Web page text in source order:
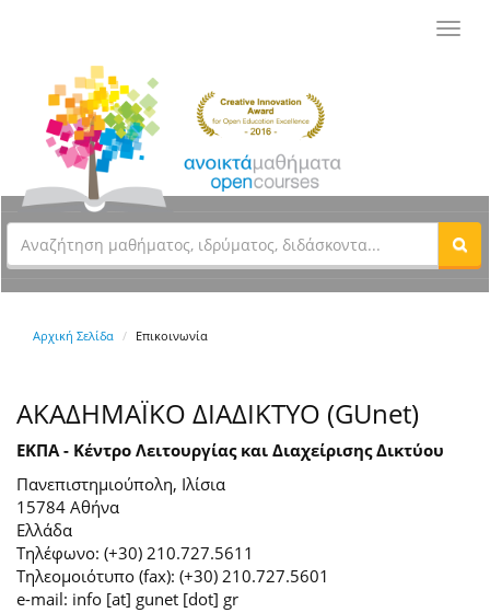
Αρχική Σελίδα Επικοινωνία
ΑΚΑΔΗΜΑΪΚΟ ΔΙΑΔΙΚΤΥΟ (GUnet)
ΕΚΠΑ - Κέντρο Λειτουργίας και Διαχείρισης Δικτύου
Πανεπιστημιούπολη, Ιλίσια
15784 Αθήνα
Ελλάδα
Τηλέφωνο: (+30) 210.727.5611
Τηλεομοιότυπο (fax): (+30) 210.727.5601
e-mail: info [at] gunet [dot] gr